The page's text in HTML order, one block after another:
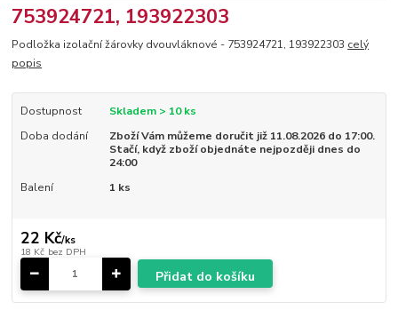
753924721, 193922303
Podložka izolační žárovky dvouvláknové - 753924721, 193922303 celý
popis
Dostupnost
Skladem > 10 ks
Doba dodání
Zboží Vám můžeme doručit již 11.08.2026 do 17:00.
Stačí, když zboží objednáte nejpozději dnes do
24:00
Balení
1 ks
22 Kč/ks
18 Kč bez DPH
Přidat do košíku